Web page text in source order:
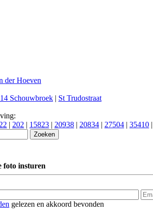
der Hoeven
Schouwbroek St Trudostraat
202 15823 20938 20834 27504 35410
foto insturen
gelezen en akkoord bevonden